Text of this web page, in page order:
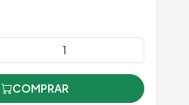
COMPRAR